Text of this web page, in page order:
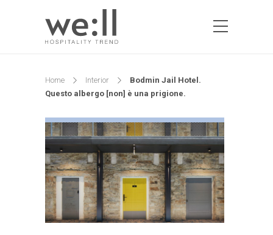
Home Interior
Bodmin Jail Hotel.
Questo albergo [non] è una prigione.